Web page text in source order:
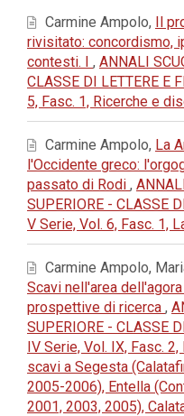
Carmine Ampolo, Il
rivisitato: concordismo,
contesti. I , ANNALI
CLASSE DI LETTERE E
5, Fasc. 1, Ricerche e
Carmine Ampolo, La
l'Occidente greco:
passato di Rodi ,
SUPERIORE - CLASSE
V Serie, Vol. 6, Fasc. 1,
Carmine Ampolo,
Scavi nell'area
prospettive di ricerca ,
SUPERIORE - CLASSE
IV Serie, Vol. IX, Fasc.
scavi a Segesta
2005-2006), Entella
2001, 2003, 2005),